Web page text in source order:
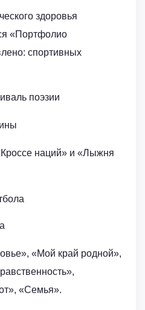
здоровья
«Портфолио
спортивных
поэзии
наций» и «Лыжня
«Мой край родной»,
«Семья».